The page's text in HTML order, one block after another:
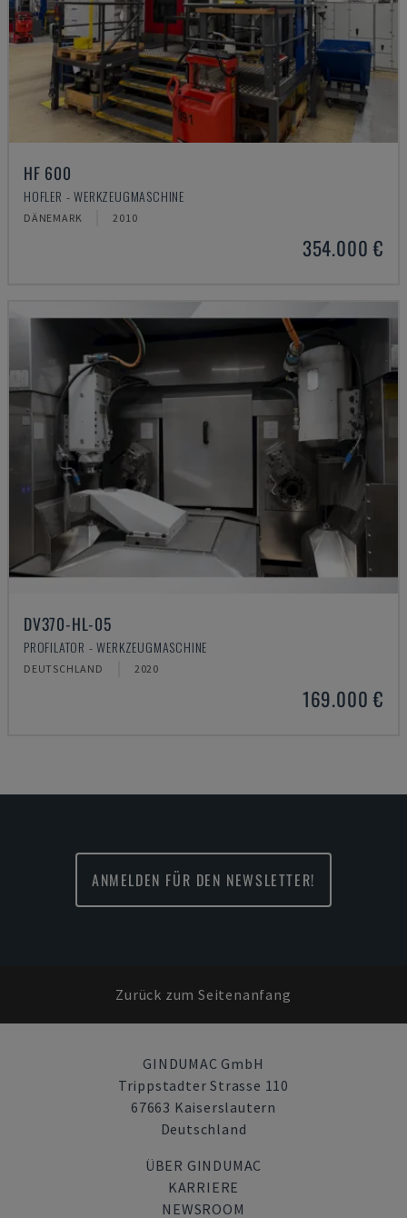
HF 600
HOFLER - WERKZEUGMASCHINE
DÄNEMARK 2010
354.000 €
DV370-HL-05
PROFILATOR - WERKZEUGMASCHINE
DEUTSCHLAND 2020
169.000 €
ANMELDEN FÜR DEN NEWSLETTER!
Zurück zum Seitenanfang
GINDUMAC GmbH
Trippstadter Strasse 110
67663 Kaiserslautern
Deutschland
ÜBER GINDUMAC
KARRIERE
NEWSROOM